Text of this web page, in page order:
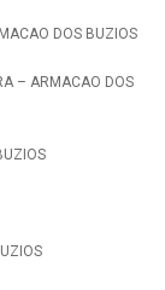
DOS BUZIOS
– ARMACAO DOS